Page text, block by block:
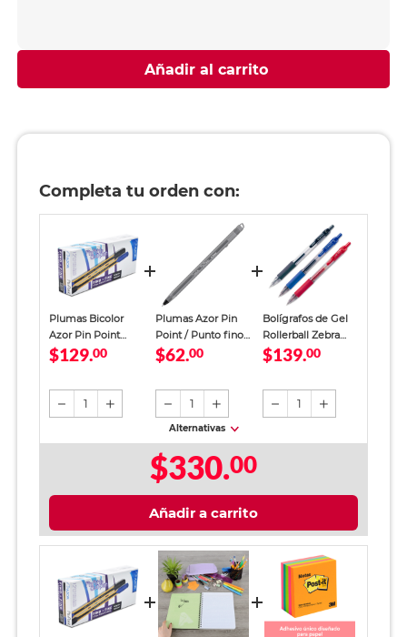
Añadir al carrito
Completa tu orden con:
Plumas Bicolor
Azor Pin Point
Punto Fino
$129.00
1
Plumas Azor Pin
Point / Punto fino /
Tinta negra / 12
$62.00
1
Alternativas
Bolígrafos de Gel
Rollerball Zebra
Sarasa Punto
$139.00
1
$330.00
Añadir a carrito